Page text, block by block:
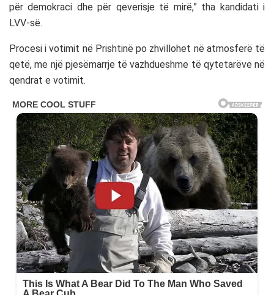
për demokraci dhe për qeverisje të mirë,” tha kandidati i
LVV-së.
Procesi i votimit në Prishtinë po zhvillohet në atmosferë të
qetë, me një pjesëmarrje të vazhdueshme të qytetarëve në
qendrat e votimit.